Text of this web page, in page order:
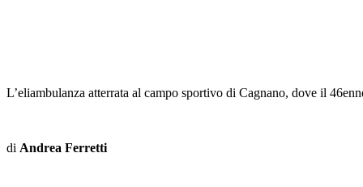
L’eliambulanza atterrata al campo sportivo di Cagnano, dove il
di Andrea Ferretti